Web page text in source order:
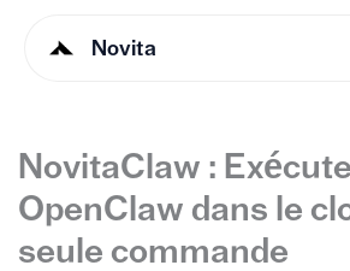
Novita
NovitaClaw :
OpenClaw dans le
seule commande